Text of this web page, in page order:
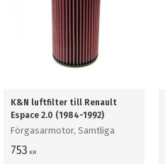
K&N luftfilter till Renault
Espace 2.0 (1984-1992)
Förgasarmotor, Samtliga
753 KR